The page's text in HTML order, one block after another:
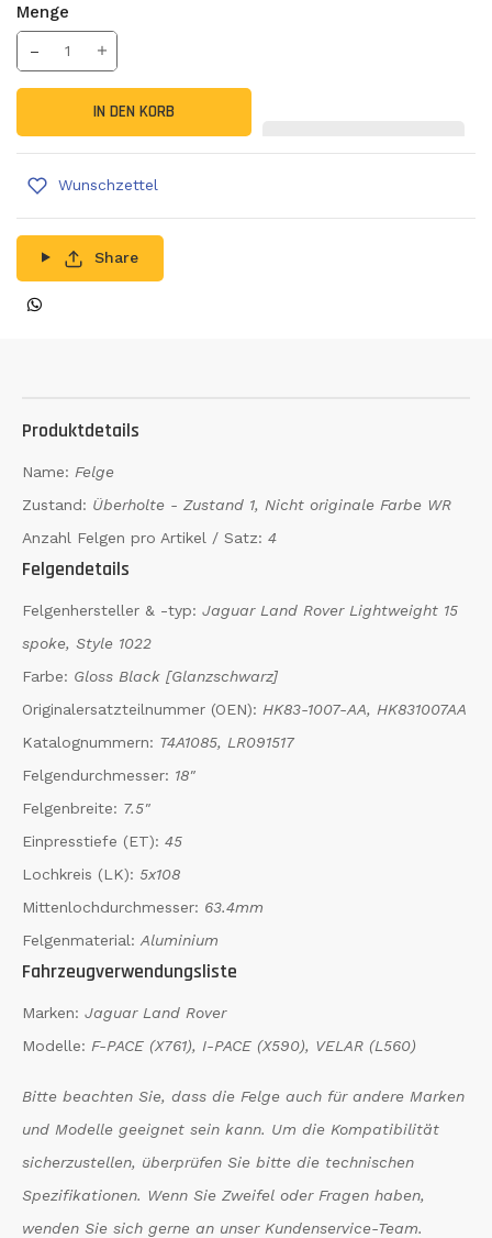
Menge
Translation missing: de.products.product.decrease
Menge erhöhen
IN DEN KORB
Wunschzettel
Share
Produktdetails
Name: Felge
Zustand: Überholte - Zustand 1, Nicht originale Farbe WR
Anzahl Felgen pro Artikel / Satz: 4
Felgendetails
Felgenhersteller & -typ: Jaguar Land Rover Lightweight 15
spoke, Style 1022
Farbe: Gloss Black [Glanzschwarz]
Originalersatzteilnummer (OEN): HK83-1007-AA, HK831007AA
Katalognummern: T4A1085, LR091517
Felgendurchmesser: 18"
Felgenbreite: 7.5"
Einpresstiefe (ET): 45
Lochkreis (LK): 5x108
Mittenlochdurchmesser: 63.4mm
Felgenmaterial: Aluminium
Fahrzeugverwendungsliste
Marken: Jaguar Land Rover
Modelle: F-PACE (X761), I-PACE (X590), VELAR (L560)
Bitte beachten Sie, dass die Felge auch für andere Marken
und Modelle geeignet sein kann. Um die Kompatibilität
sicherzustellen, überprüfen Sie bitte die technischen
Spezifikationen. Wenn Sie Zweifel oder Fragen haben,
wenden Sie sich gerne an unser Kundenservice-Team.